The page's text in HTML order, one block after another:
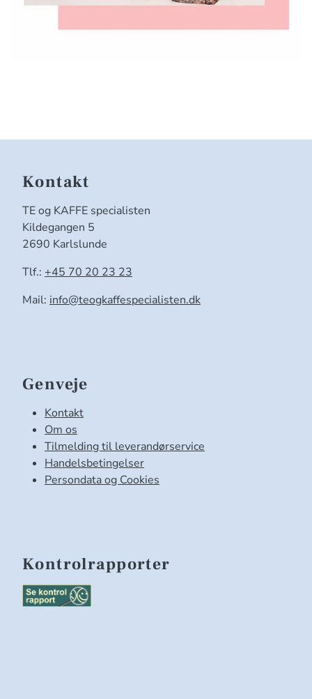
Kontakt
TE og KAFFE specialisten
Kildegangen 5
2690 Karlslunde
Tlf.: +45 70 20 23 23
Mail: info@teogkaffespecialisten.dk
Genveje
Kontakt
Om os
Tilmelding til leverandørservice
Handelsbetingelser
Persondata og Cookies
Kontrolrapporter